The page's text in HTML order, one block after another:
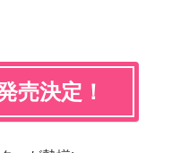
売決定！